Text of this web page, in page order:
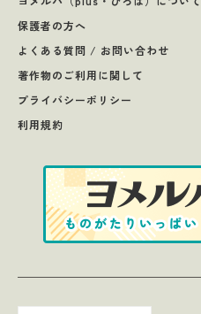
保護者の方へ
よくある質問 / お問い合わせ
著作物のご利用に関して
プライバシーポリシー
利用規約